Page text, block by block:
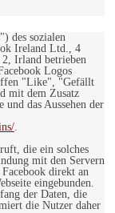
des sozialen
Ireland Ltd., 4
Irland betrieben
Logos
"Like", "Gefällt
mit dem Zusatz
das Aussehen der
.
die ein solches
mit den Servern
direkt an
eingebunden.
der Daten, die
die Nutzer daher